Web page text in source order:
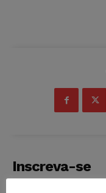
Inscreva-se